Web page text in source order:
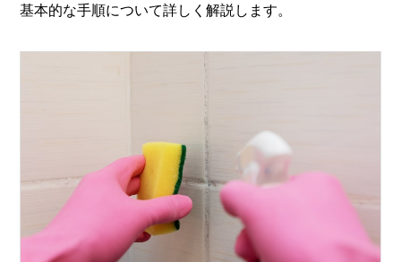
基本的な手順について詳しく解説します。